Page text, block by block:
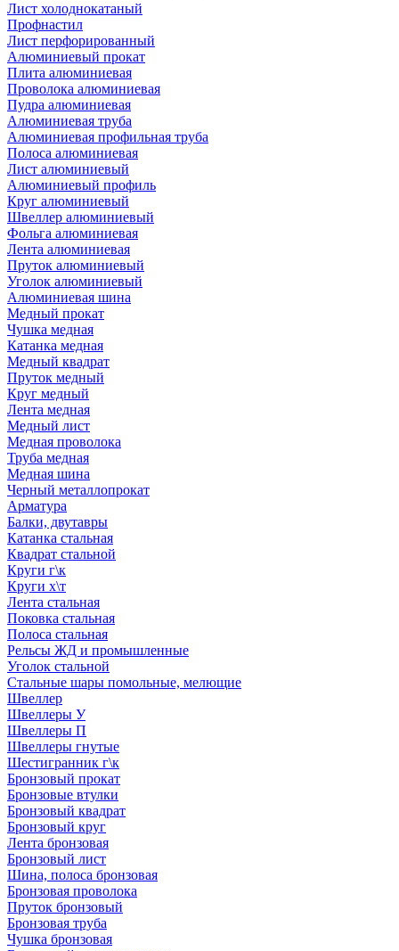
Лист холоднокатаный
Профнастил
Лист перфорированный
Алюминиевый прокат
Плита алюминиевая
Проволока алюминиевая
Пудра алюминиевая
Алюминиевая труба
Алюминиевая профильная труба
Полоса алюминиевая
Лист алюминиевый
Алюминиевый профиль
Круг алюминиевый
Швеллер алюминиевый
Фольга алюминиевая
Лента алюминиевая
Пруток алюминиевый
Уголок алюминиевый
Алюминиевая шина
Медный прокат
Чушка медная
Катанка медная
Медный квадрат
Пруток медный
Круг медный
Лента медная
Медный лист
Медная проволока
Труба медная
Медная шина
Черный металлопрокат
Арматура
Балки, двутавры
Катанка стальная
Квадрат стальной
Круги г\к
Круги х\т
Лента стальная
Поковка стальная
Полоса стальная
Рельсы ЖД и промышленные
Уголок стальной
Стальные шары помольные, мелющие
Швеллер
Швеллеры У
Швеллеры П
Швеллеры гнутые
Шестигранник г\к
Бронзовый прокат
Бронзовые втулки
Бронзовый квадрат
Бронзовый круг
Лента бронзовая
Бронзовый лист
Шина, полоса бронзовая
Бронзовая проволока
Пруток бронзовый
Бронзовая труба
Чушка бронзовая